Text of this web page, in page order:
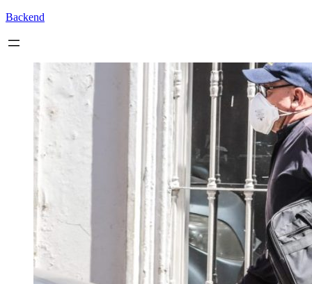
Backend